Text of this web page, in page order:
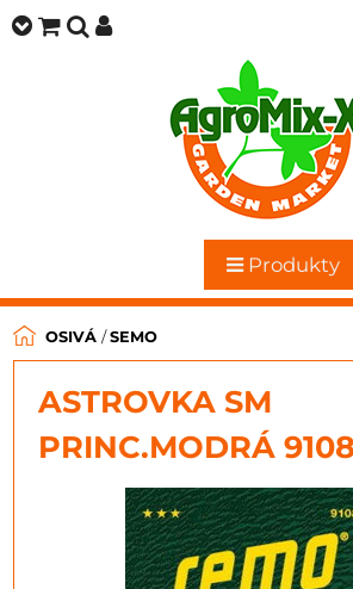
Produkty
OSIVÁ / SEMO
ASTROVKA SM
PRINC.MODRÁ 9108